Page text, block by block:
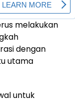
melakukan
dengan
utama
untuk